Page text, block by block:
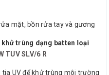
mặt, bồn rửa tay và gương
khử trùng dạng batten loại
TUV SLV/6 R
UV để khử trùng môi trường